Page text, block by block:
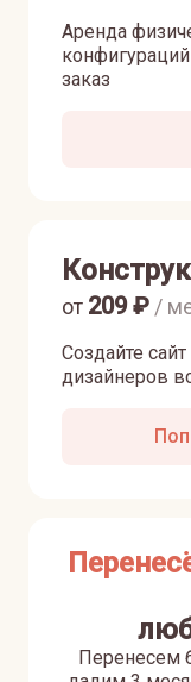
Аренда
заказ
Создайте
дизайнеров
от 209₽ /
Перенесем